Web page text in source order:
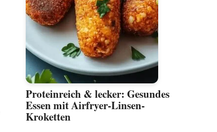
Proteinreich & lecker: Gesundes
Essen mit Airfryer-Linsen-
Kroketten